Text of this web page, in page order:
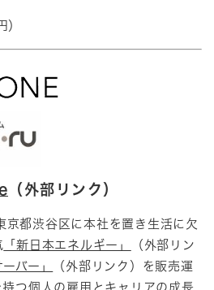
）
（外部リンク）
都渋谷区に本社を置き生活に欠
「新日本エネルギー」
（外部リン
ーバー」
（外部リンク）を販売運
つ個人の雇用とキャリアの成長